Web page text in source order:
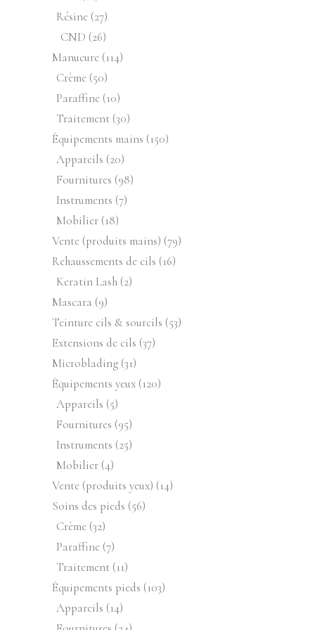
produits
Résine 2727
produits
CND 2626
produits
Manucure 114114
Crème 5050
produits
Paraffine 1010
produits
Traitement 3030
produits
Équipements mains 150150
Appareils 2020
produits
Fournitures 9898
Instruments 77
Mobilier 1818
produits
Vente (produits mains) 7979
Rehaussements de cils 1616
Keratin Lash 22
Mascara 99
produits
Teinture cils & sourcils 5353
Extensions de cils 3737
Microblading 3131
produits
Équipements yeux 120120
Appareils 55
produits
Fournitures 9595
produits
Instruments 2525
Mobilier 44
produits
Vente (produits yeux) 1414
Soins des pieds 5656
Crème 3232
produits
Paraffine 77
produits
Traitement 1111
produits
Équipements pieds 103103
Appareils 1414
produits